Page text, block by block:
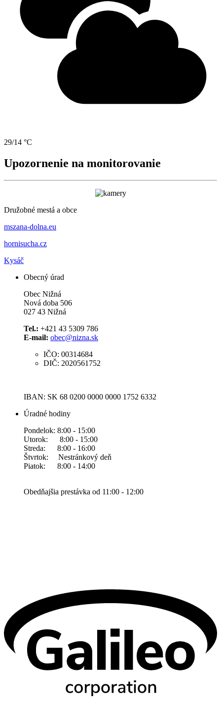
29/14 °C
Upozornenie na monitorovanie
Družobné mestá a obce
mszana-dolna.eu
hornisucha.cz
Kysáč
Obecný úrad
Obec Nižná
Nová doba 506
027 43 Nižná
Tel.: +421 43 5309 786
E-mail: obec@nizna.sk
IČO: 00314684
DIČ: 2020561752
IBAN: SK 68 0200 0000 0000 1752 6332
Úradné hodiny
Pondelok: 8:00 - 15:00
Utorok: 8:00 - 15:00
Streda: 8:00 - 16:00
Štvrtok: Nestránkový deň
Piatok: 8:00 - 14:00
Obedňajšia prestávka od 11:00 - 12:00